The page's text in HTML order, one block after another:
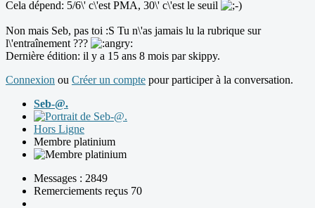
Cela dépend: 5/6\' c\'est PMA, 30\' c\'est le seuil
Non mais Seb, pas toi :S Tu n\'as jamais lu la rubrique sur
l\'entraînement ???
Dernière édition: il y a 15 ans 8 mois parskippy.
Connexion ou Créer un compte pour participer à la conversation.
Seb-@.
Hors Ligne
Membre platinium
Messages : 2849
Remerciements reçus 70